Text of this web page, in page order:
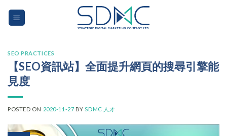
SEO PRACTICES
【SEO資訊站】全面提升網頁的搜尋引擎能
見度
POSTED ON 2020-11-27 BY SDMC 人才